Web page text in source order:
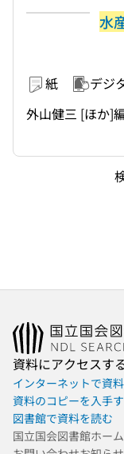
水
紙 デジ
外山健三 [ほか]
資料にアクセスす
インターネットで資
資料のコピーを入手
図書館で資料を読む
国立国会図書館ホー